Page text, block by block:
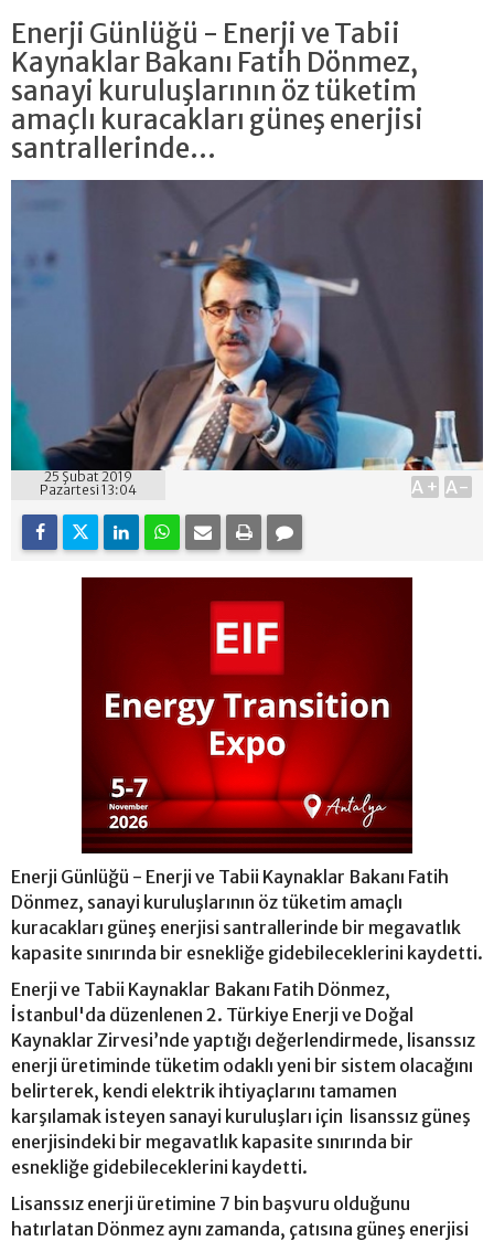
Enerji Günlüğü - Enerji ve Tabii
Kaynaklar Bakanı Fatih Dönmez,
sanayi kuruluşlarının öz tüketim
amaçlı kuracakları güneş enerjisi
santrallerinde...
25 Şubat 2019
Pazartesi 13:04
A+ A-
Enerji Günlüğü - Enerji ve Tabii Kaynaklar Bakanı Fatih
Dönmez, sanayi kuruluşlarının öz tüketim amaçlı
kuracakları güneş enerjisi santrallerinde bir megavatlık
kapasite sınırında bir esnekliğe gidebileceklerini kaydetti.
Enerji ve Tabii Kaynaklar Bakanı Fatih Dönmez,
İstanbul'da düzenlenen 2. Türkiye Enerji ve Doğal
Kaynaklar Zirvesi’nde yaptığı değerlendirmede, lisanssız
enerji üretiminde tüketim odaklı yeni bir sistem olacağını
belirterek, kendi elektrik ihtiyaçlarını tamamen
karşılamak isteyen sanayi kuruluşları için lisanssız güneş
enerjisindeki bir megavatlık kapasite sınırında bir
esnekliğe gidebileceklerini kaydetti.
Lisanssız enerji üretimine 7 bin başvuru olduğunu
hatırlatan Dönmez aynı zamanda, çatısına güneş enerjisi